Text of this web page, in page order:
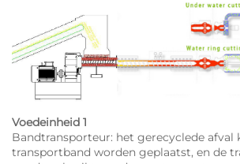
Voedeinheid 1
Bandtransporteur: het gerecyclede afval
transportband worden geplaatst, en de